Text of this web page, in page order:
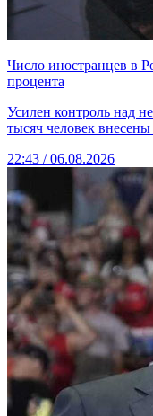
Число иностранцев в
процента
Усилен контроль над
тысяч человек
22:43 / 06.08.2026